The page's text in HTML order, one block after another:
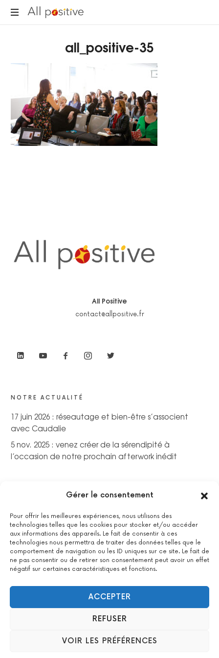
Gérer le consentement
Pour offrir les meilleures expériences, nous utilisons des
technologies telles que les cookies pour stocker et/ou accéder
aux informations des appareils. Le fait de consentir à ces
technologies nous permettra de traiter des données telles que le
comportement de navigation ou les ID uniques sur ce site. Le fait de
ne pas consentir ou de retirer son consentement peut avoir un effet
négatif sur certaines caractéristiques et fonctions.
ACCEPTER
REFUSER
VOIR LES PRÉFÉRENCES
All
réinventer."
all_positive-35
All Positive
contact@allpositive.fr
NOTRE ACTUALITÉ
17 juin 2026 : réseautage et bien-être s’associent
avec Caudalie
5 nov. 2025 : venez créer de la sérendipité à
l’occasion de notre prochain afterwork inédit
La certification qualité a été délivrée au titre de la catégorie
suivante : actions de formations.Voir le certificat
2022 All Positive – Tous droits réservés –Contact